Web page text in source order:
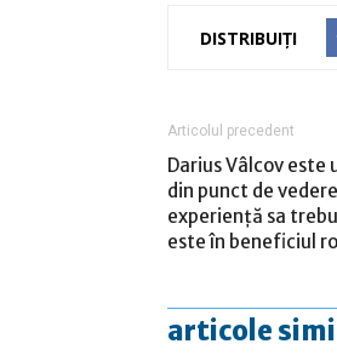
DISTRIBUIȚI
Articolul precedent
Darius Vâlcov este
din punct de
experienţă sa
este în beneficiul
articole